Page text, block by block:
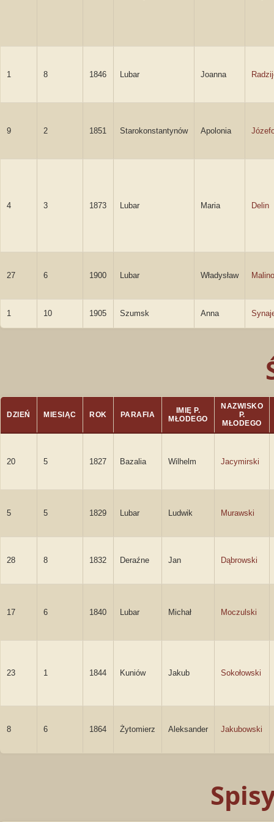
1 8 1846 Lubar Joanna
9 2 1851 Starokonstantynów Apolonia
4 3 1873 Lubar Maria Delin
27 6 1900 Lubar Władysław
1 10 1905 Szumsk Anna
DZIEŃ MIESIĄC ROK PARAFIA
IMIĘ P.
MŁODEGO
NAZWISKO
P.
MŁODEGO
20 5 1827 Bazalia Wilhelm Jacymirski
5 5 1829 Lubar Ludwik Murawski
28 8 1832 Deraźne Jan Dąbrowski
17 6 1840 Lubar Michał Moczulski
23 1 1844 Kuniów Jakub Sokołowski
8 6 1864 Żytomierz Aleksander Jakubowski